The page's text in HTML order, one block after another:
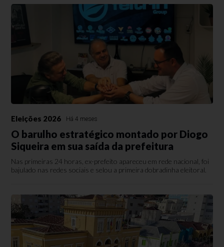
Eleições 2026 Há 4 meses
O barulho estratégico montado por Diogo
Siqueira em sua saída da prefeitura
Nas primeiras 24 horas, ex-prefeito apareceu em rede nacional, foi
bajulado nas redes sociais e selou a primeira dobradinha eleitoral.